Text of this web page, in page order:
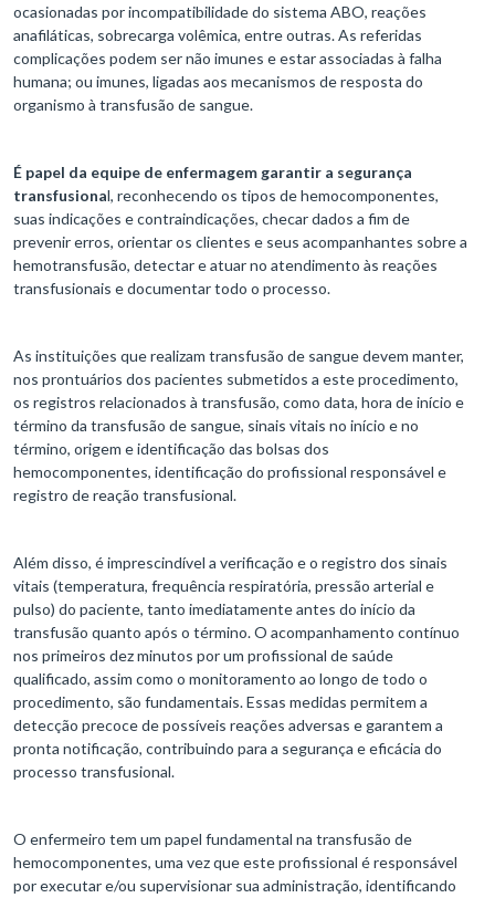
ocasionadas por incompatibilidade do sistema ABO, reações
anafiláticas, sobrecarga volêmica, entre outras. As referidas
complicações podem ser não imunes e estar associadas à falha
humana; ou imunes, ligadas aos mecanismos de resposta do
organismo à transfusão de sangue.
É papel da equipe de enfermagem garantir a segurança
transfusional, reconhecendo os tipos de hemocomponentes,
suas indicações e contraindicações, checar dados a fim de
prevenir erros, orientar os clientes e seus acompanhantes sobre a
hemotransfusão, detectar e atuar no atendimento às reações
transfusionais e documentar todo o processo.
As instituições que realizam transfusão de sangue devem manter,
nos prontuários dos pacientes submetidos a este procedimento,
os registros relacionados à transfusão, como data, hora de início e
término da transfusão de sangue, sinais vitais no início e no
término, origem e identificação das bolsas dos
hemocomponentes, identificação do profissional responsável e
registro de reação transfusional.
Além disso, é imprescindível a verificação e o registro dos sinais
vitais (temperatura, frequência respiratória, pressão arterial e
pulso) do paciente, tanto imediatamente antes do início da
transfusão quanto após o término. O acompanhamento contínuo
nos primeiros dez minutos por um profissional de saúde
qualificado, assim como o monitoramento ao longo de todo o
procedimento, são fundamentais. Essas medidas permitem a
detecção precoce de possíveis reações adversas e garantem a
pronta notificação, contribuindo para a segurança e eficácia do
processo transfusional.
O enfermeiro tem um papel fundamental na transfusão de
hemocomponentes, uma vez que este profissional é responsável
por executar e/ou supervisionar sua administração, identificando